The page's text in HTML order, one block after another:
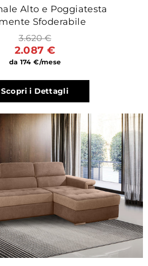
Alto e Poggiatesta
Sfoderabile
3.620 €
2.087 €
da 174 €/mese
Scopri i Dettagli